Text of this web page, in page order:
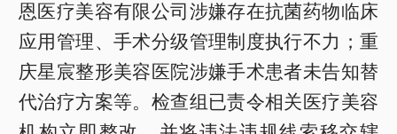
恩医疗美容有限公司涉嫌存在抗菌药物临床
应用管理、手术分级管理制度执行不力；重
庆星宸整形美容医院涉嫌手术患者未告知替
代治疗方案等。检查组已责令相关医疗美容